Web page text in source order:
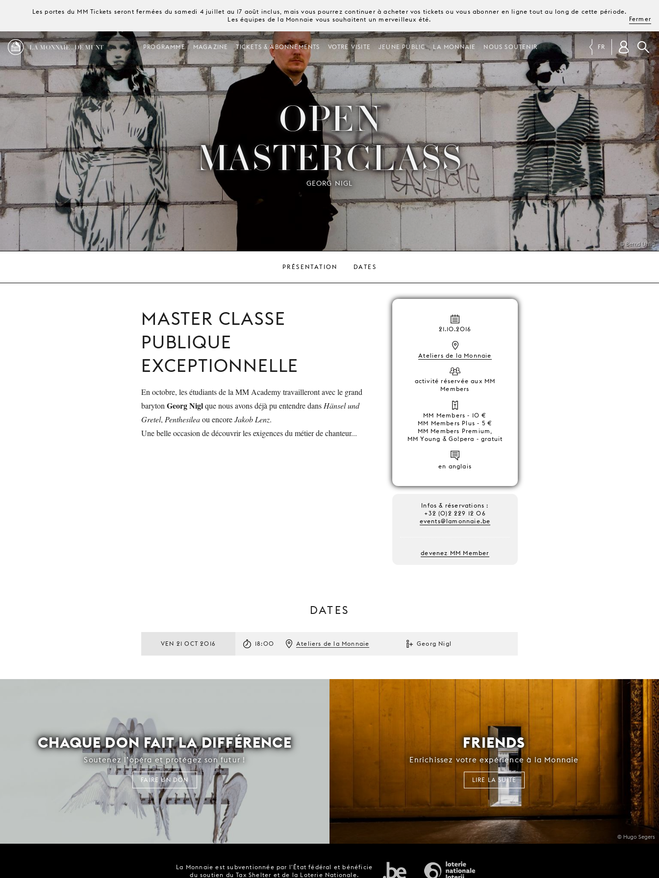
Les portes du MM Tickets seront fermées du samedi 4 juillet au 17 août inclus, mais vous pourrez continuer à acheter vos tickets ou vous abonner en ligne tout au long de cette période.
Les équipes de la Monnaie vous souhaitent un merveilleux été.
Fermer
LA MONNAIE / DE MUNT PROGRAMME MAGAZINE TICKETS & ABONNEMENTS VOTRE VISITE JEUNE PUBLIC LA MONNAIE NOUS SOUTENIR FR
© Bernd Uhlig
OPEN
MASTERCLASS
GEORG NIGL
PRÉSENTATION DATES
MASTER CLASSE
PUBLIQUE
EXCEPTIONNELLE
En octobre, les étudiants de la MM Academy travailleront avec le grand
baryton Georg Niglque nous avons déjà pu entendre dans Hänsel und
Gretel, Penthesileaou encoreJakob Lenz.
Une belle occasion de découvrir les exigences du métier de chanteur...
21.10.2016
Ateliers de la Monnaie
activité réservée aux MM
Members
MM Members - 10 €
MM Members Plus - 5 €
MM Members Premium,
MM Young & Go!pera - gratuit
en anglais
Infos & réservations :
+32 (0)2 229 12 06
events@lamonnaie.be
devenez MM Member
DATES
VEN 21 OCT 2016 18:00 Ateliers de la Monnaie Georg Nigl
CHAQUE DON FAIT LA DIFFÉRENCE
Soutenez l’opéra et protégez son futur !
FAIRE UN DON
© Hugo Segers
FRIENDS
Enrichissez votre expérience à la Monnaie
LIRE LA SUITE
La Monnaie est subventionnée par l'État fédéral et bénéficie
du soutien du Tax Shelter et de la Loterie Nationale.